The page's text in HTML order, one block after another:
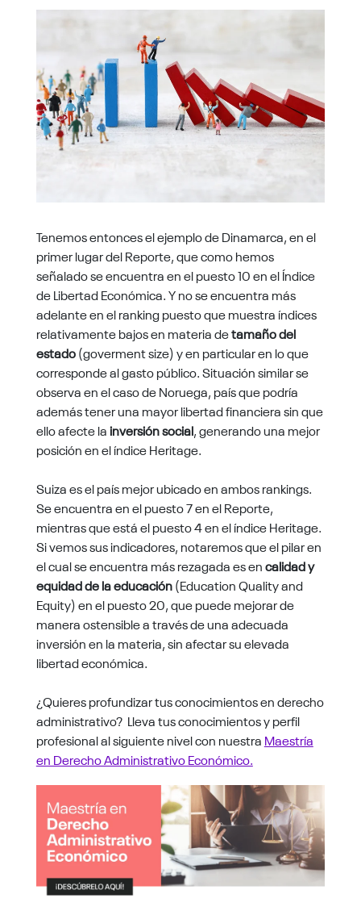
Tenemos entonces el ejemplo de Dinamarca, en el
primer lugar del Reporte, que como hemos
señalado se encuentra en el puesto 10 en el Índice
de Libertad Económica. Y no se encuentra más
adelante en el ranking puesto que muestra índices
relativamente bajos en materia detamaño del
estado(goverment size) y en particular en lo que
corresponde al gasto público. Situación similar se
observa en el caso de Noruega, país que podría
además tener una mayor libertad financiera sin que
ello afecte lainversión social, generando una mejor
posición en el índice Heritage.
Suiza es el país mejor ubicado en ambos rankings.
Se encuentra en el puesto 7 en el Reporte,
mientras que está el puesto 4 en el índice Heritage.
Si vemos sus indicadores, notaremos que el pilar en
el cual se encuentra más rezagada es encalidad y
equidad de la educación(Education Quality and
Equity) en el puesto 20, que puede mejorar de
manera ostensible a través de una adecuada
inversión en la materia, sin afectar su elevada
libertad económica.
¿Quieres profundizar tus conocimientos en derecho
administrativo? Lleva tus conocimientos y perfil
profesional al siguiente nivel con nuestra Maestría
en Derecho Administrativo Económico.